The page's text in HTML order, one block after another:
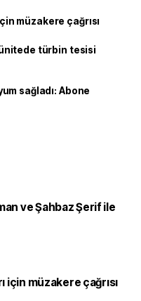
müzakere çağrısı
türbin tesisi
sağladı: Abone
ve Şahbaz Şerif ile
için müzakere çağrısı